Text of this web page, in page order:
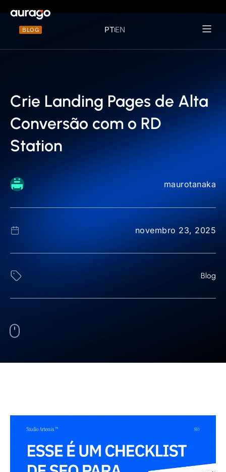
BLOG PTEN
Crie Landing Pages de Alta
Conversão com o RD
Station
maurotanaka
novembro 23, 2025
Blog